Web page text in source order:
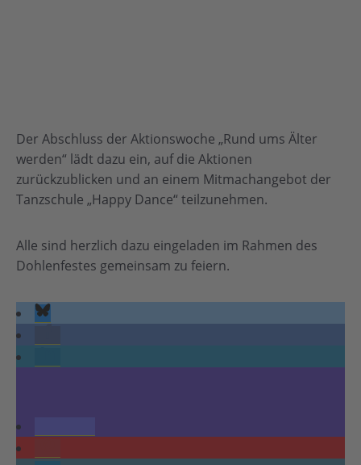
Der Abschluss der Aktionswoche „Rund ums Älter
werden“ lädt dazu ein, auf die Aktionen
zurückzublicken und an einem Mitmachangebot der
Tanzschule „Happy Dance“ teilzunehmen.
Alle sind herzlich dazu eingeladen im Rahmen des
Dohlenfestes gemeinsam zu feiern.